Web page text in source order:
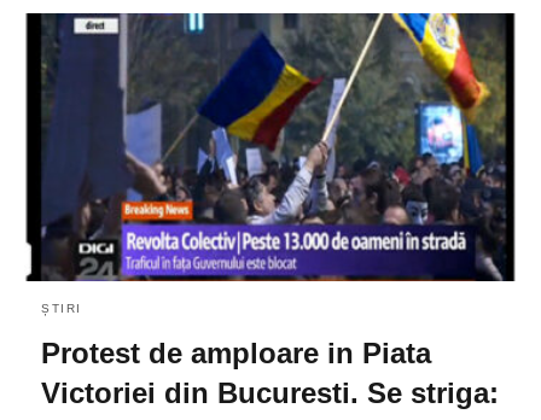
ȘTIRI
Protest de amploare in Piata
Victoriei din Bucuresti. Se striga: